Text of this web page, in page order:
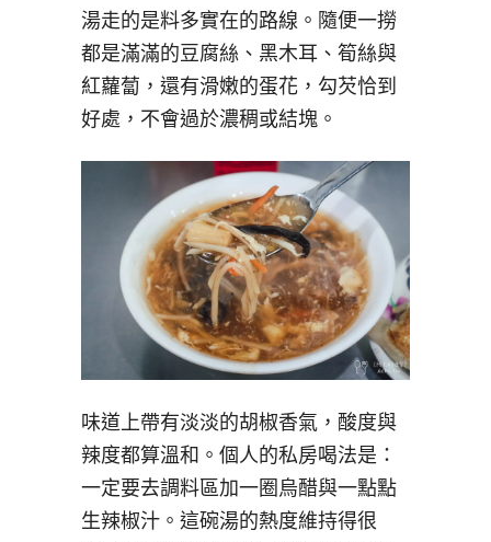
湯走的是料多實在的路線。隨便一撈
都是滿滿的豆腐絲、黑木耳、筍絲與
紅蘿蔔，還有滑嫩的蛋花，勾芡恰到
好處，不會過於濃稠或結塊。
味道上帶有淡淡的胡椒香氣，酸度與
辣度都算溫和。個人的私房喝法是：
一定要去調料區加一圈烏醋與一點點
生辣椒汁。這碗湯的熱度維持得很